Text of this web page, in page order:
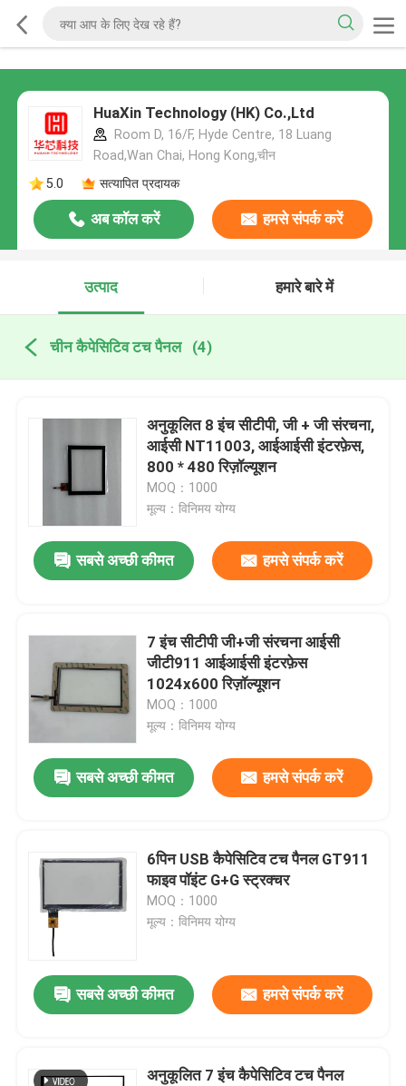
HuaXin Technology (HK) Co.,Ltd
Room D, 16/F, Hyde Centre, 18 Luang
Road,Wan Chai, Hong Kong,चीन
5.0
सत्यापित प्रदायक
अब कॉल करें हमसे संपर्क करें
उत्पाद हमारे बारे में
चीन कैपेसिटिव टच पैनल (4)
अनुकूलित 8 इंच सीटीपी, जी + जी संरचना,
आईसी NT11003, आईआईसी इंटरफ़ेस,
800 * 480 रिज़ॉल्यूशन
MOQ：1000
मूल्य：विनिमय योग्य
सबसे अच्छी कीमत हमसे संपर्क करें
7 इंच सीटीपी जी+जी संरचना आईसी
जीटी911 आईआईसी इंटरफ़ेस
1024x600 रिज़ॉल्यूशन
MOQ：1000
मूल्य：विनिमय योग्य
सबसे अच्छी कीमत हमसे संपर्क करें
6पिन USB कैपेसिटिव टच पैनल GT911
फाइव पॉइंट G+G स्ट्रक्चर
MOQ：1000
मूल्य：विनिमय योग्य
सबसे अच्छी कीमत हमसे संपर्क करें
अनुकूलित 7 इंच कैपेसिटिव टच पैनल